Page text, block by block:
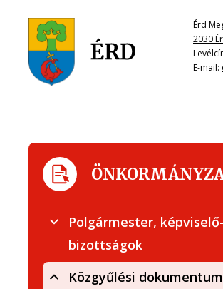
Érd
2030
E-mail:
Polgármester,
bizottságok
Közgyűlési